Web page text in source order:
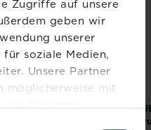
Zugriffe auf unsere
geben wir
unserer
soziale Medien,
Unsere Partner
möglicherweise mit
die Sie ihnen
SUBSTRAL®Naturen®
NEU